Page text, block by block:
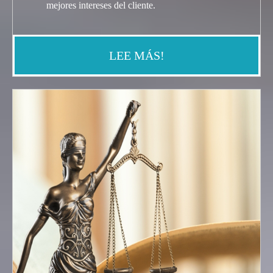
mejores intereses del cliente.
LEE MÁS!